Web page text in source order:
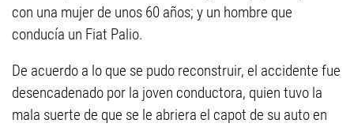
con una mujer de unos 60 años; y un hombre que
conducía un Fiat Palio.
De acuerdo a lo que se pudo reconstruir, el accidente fue
desencadenado por la joven conductora, quien tuvo la
mala suerte de que se le abriera el capot de su auto en